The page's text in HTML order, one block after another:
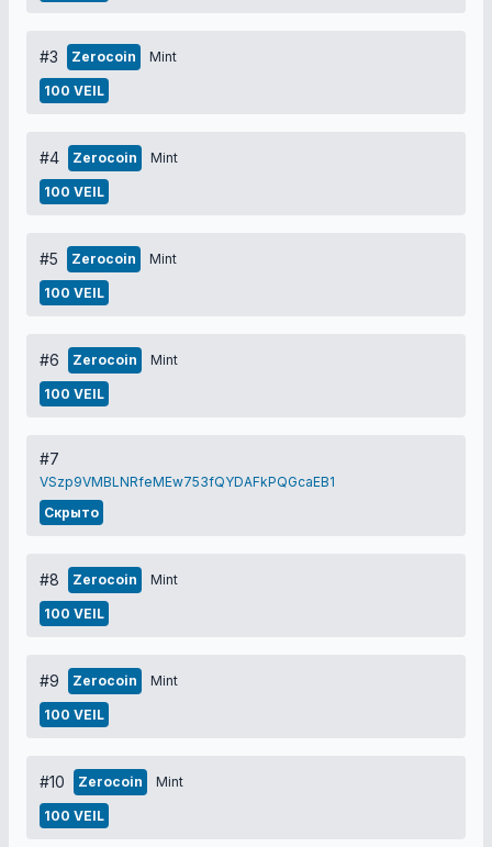
#3 Zerocoin Mint
100 VEIL
#4 Zerocoin Mint
100 VEIL
#5 Zerocoin Mint
100 VEIL
#6 Zerocoin Mint
100 VEIL
#7
VSzp9VMBLNRfeMEw753fQYDAFkPQGcaEB1
Скрыто
#8 Zerocoin Mint
100 VEIL
#9 Zerocoin Mint
100 VEIL
#10 Zerocoin Mint
100 VEIL